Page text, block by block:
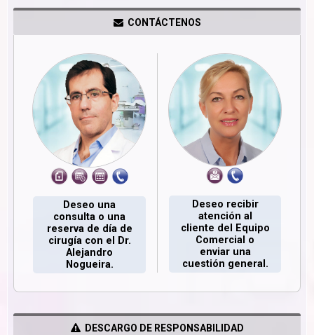
CONTÁCTENOS
Deseo una
consulta o una
reserva de día de
cirugía con el Dr.
Alejandro
Nogueira.
Deseo recibir
atención al
cliente del Equipo
Comercial o
enviar una
cuestión general.
DESCARGO DE RESPONSABILIDAD